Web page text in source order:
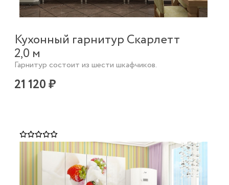
Кухонный гарнитур Скарлетт
2,0 м
Гарнитур состоит из шести шкафчиков.
21 120 ₽